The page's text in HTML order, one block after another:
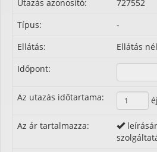
Utazás azonosító:
727552
Típus:
-
Ellátás:
Ellátás
Időpont:
Az utazás időtartama: éj
Az ár tartalmazza: